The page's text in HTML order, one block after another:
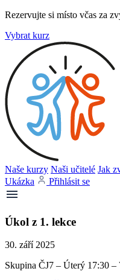
Rezervujte si místo včas za
Vybrat kurz
Naše kurzy Naši učitelé Jak
Ukázka
Přihlásit se
Úkol z 1. lekce
30. září 2025
Skupina ČJ7 – Úterý 17:30